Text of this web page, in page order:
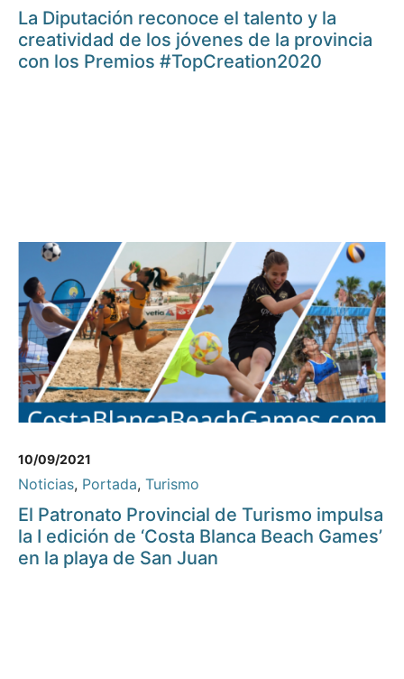
La Diputación reconoce el talento y la
creatividad de los jóvenes de la provincia
con los Premios #TopCreation2020
10/09/2021
Noticias, Portada, Turismo
El Patronato Provincial de Turismo impulsa
la I edición de ‘Costa Blanca Beach Games’
en la playa de San Juan